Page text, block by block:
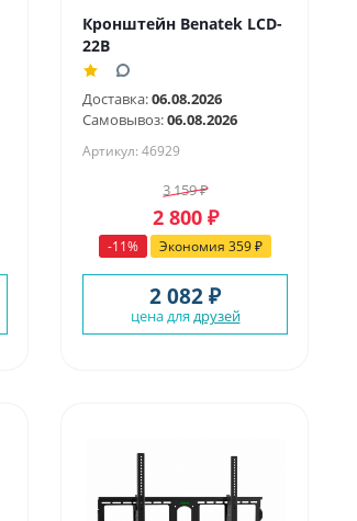
Кронштейн Benatek LCD-
22B
Доставка:06.08.2026
Самовывоз:06.08.2026
Артикул: 46929
3 159₽
2 800₽
-11% Экономия 359₽
2 082 ₽
цена для друзей